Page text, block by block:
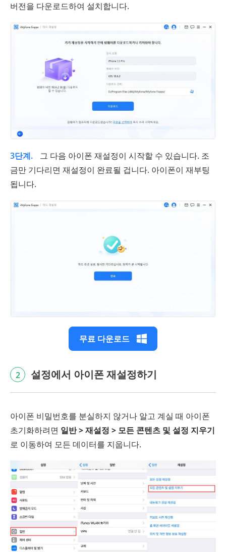
버전을 다운로드하여 설치합니다.
3단계.
그 다음 아이폰 재설정이 시작할 수 있습니다. 조
금만 기다리면 재설정이 완료될 겁니다. 아이폰이 재부팅
됩니다.
무료 다운로드
2 설정에서 아이폰 재설정하기
아이폰 비밀번호를 분실하지 않거나 알고 계실 때 아이폰
초기화하려면 일반 > 재설정 > 모든 콘텐츠 및 설정 지우기
로 이동하여 모든 데이터를 지웁니다.